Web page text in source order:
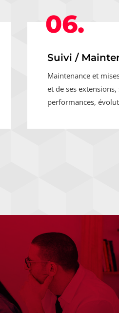
06.
Suivi /
Maintenance et
et de ses extensions,
performances,